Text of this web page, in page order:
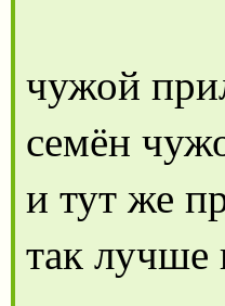
чужой
семён
и тут же
так лучше